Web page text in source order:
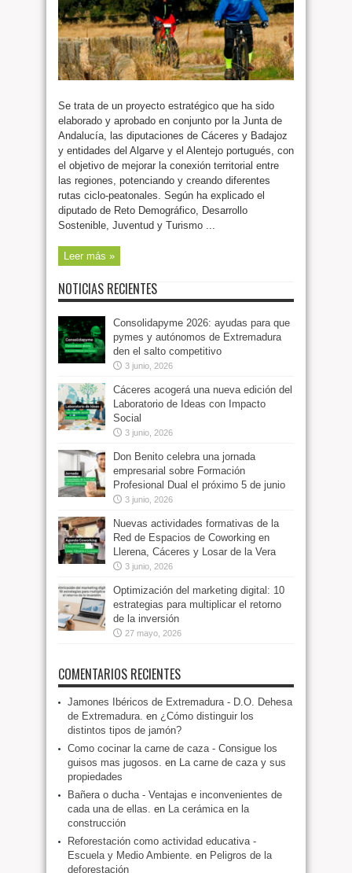
Se trata de un proyecto estratégico que ha sido
elaborado y aprobado en conjunto por la Junta de
Andalucía, las diputaciones de Cáceres y Badajoz
y entidades del Algarve y el Alentejo portugués, con
el objetivo de mejorar la conexión territorial entre
las regiones, potenciando y creando diferentes
rutas ciclo-peatonales. Según ha explicado el
diputado de Reto Demográfico, Desarrollo
Sostenible, Juventud y Turismo ...
Leer más »
NOTICIAS RECIENTES
Consolidapyme 2026: ayudas para que
pymes y autónomos de Extremadura
den el salto competitivo
3 junio, 2026
Cáceres acogerá una nueva edición del
Laboratorio de Ideas con Impacto
Social
3 junio, 2026
Don Benito celebra una jornada
empresarial sobre Formación
Profesional Dual el próximo 5 de junio
3 junio, 2026
Nuevas actividades formativas de la
Red de Espacios de Coworking en
Llerena, Cáceres y Losar de la Vera
3 junio, 2026
Optimización del marketing digital: 10
estrategias para multiplicar el retorno
de la inversión
27 mayo, 2026
COMENTARIOS RECIENTES
Jamones Ibéricos de Extremadura - D.O. Dehesa
de Extremadura. en ¿Cómo distinguir los
distintos tipos de jamón?
Como cocinar la carne de caza - Consigue los
guisos mas jugosos. en La carne de caza y sus
propiedades
Bañera o ducha - Ventajas e inconvenientes de
cada una de ellas. en La cerámica en la
construcción
Reforestación como actividad educativa -
Escuela y Medio Ambiente. en Peligros de la
deforestación